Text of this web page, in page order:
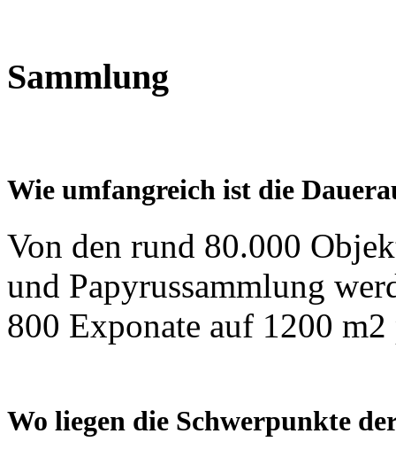
Sammlung
Wie umfangreich ist die
Von den rund 80.000
und Papyrussammlung
800 Exponate auf 1200 m2
Wo liegen die Schwerpunkte